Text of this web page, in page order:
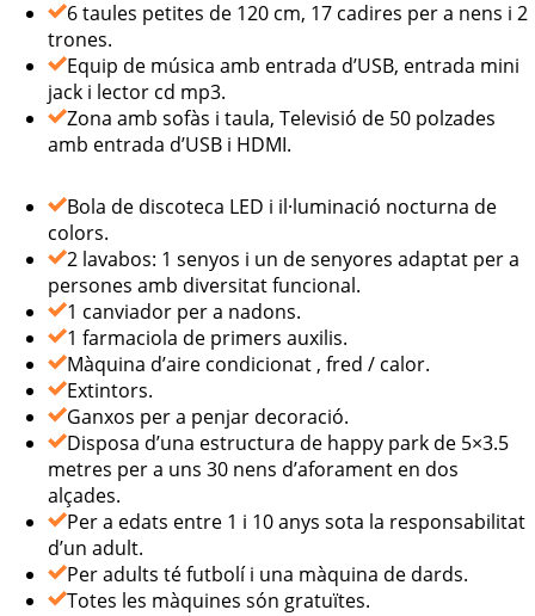
6 taules petites de 120 cm, 17 cadires per a nens i 2
trones.
Equip de música amb entrada d’USB, entrada mini
jack i lector cd mp3.
Zona amb sofàs i taula, Televisió de 50 polzades
amb entrada d’USB i HDMI.
Bola de discoteca LED i il·luminació nocturna de
colors.
2 lavabos: 1 senyos i un de senyores adaptat per a
persones amb diversitat funcional.
1 canviador per a nadons.
1 farmaciola de primers auxilis.
Màquina d’aire condicionat , fred / calor.
Extintors.
Ganxos per a penjar decoració.
Disposa d’una estructura de happy park de 5×3.5
metres per a uns 30 nens d’aforament en dos
alçades.
Per a edats entre 1 i 10 anys sota la responsabilitat
d’un adult.
Per adults té futbolí i una màquina de dards.
Totes les màquines són gratuïtes.